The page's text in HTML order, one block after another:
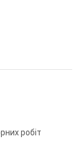
Зошит для лабораторних робіт